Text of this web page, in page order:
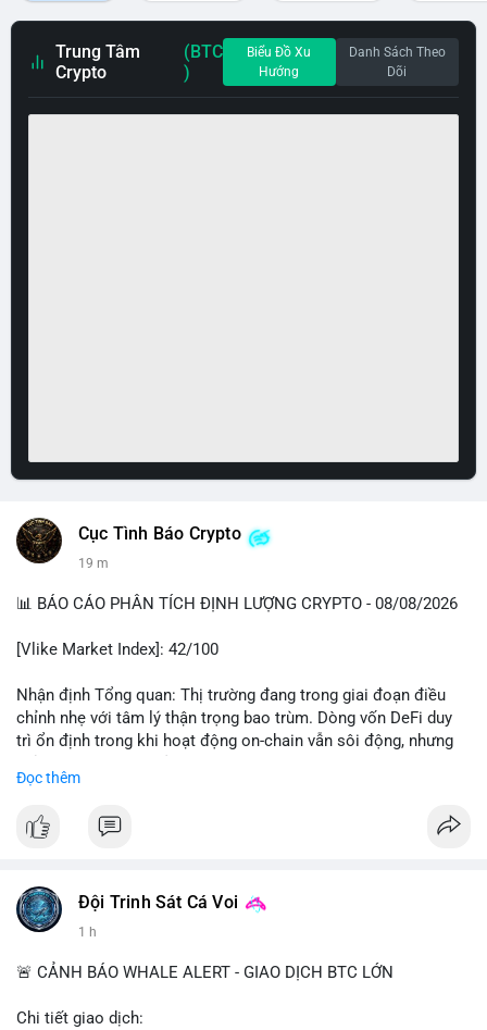
Trung Tâm
Crypto
(BTC
)
Biểu Đồ Xu
Hướng
Danh Sách Theo
Dõi
Cục Tình Báo Crypto
19 m
📊 BÁO CÁO PHÂN TÍCH ĐỊNH LƯỢNG CRYPTO - 08/08/2026
[Vlike Market Index]: 42/100
Nhận định Tổng quan: Thị trường đang trong giai đoạn điều
chỉnh nhẹ với tâm lý thận trọng bao trùm. Dòng vốn DeFi duy
trì ổn định trong khi hoạt động on-chain vẫn sôi động, nhưng
ngại về khả năng giảm sâu hơn.
Phân tích Dòng tiền DeFi (DefiLlama): Tổng TVL DeFi đạt
tỷ USD TVL, bỏ xa các chain còn lại như Tron (4,84 tỷ), BSC
(4,78 tỷ), Solana (4,73 tỷ) và Base (4,67 tỷ). Đáng chú ý, tổng
183,19 tỷ và USDC đạt 72,27 tỷ. Sự ổn định của stablecoin cho
cũng chưa có lực mua mới đáng kể.
Đọc thêm
Đội Trinh Sát Cá Voi
1 h
🚨 CẢNH BÁO WHALE ALERT - GIAO DỊCH BTC LỚN
Chi tiết giao dịch: